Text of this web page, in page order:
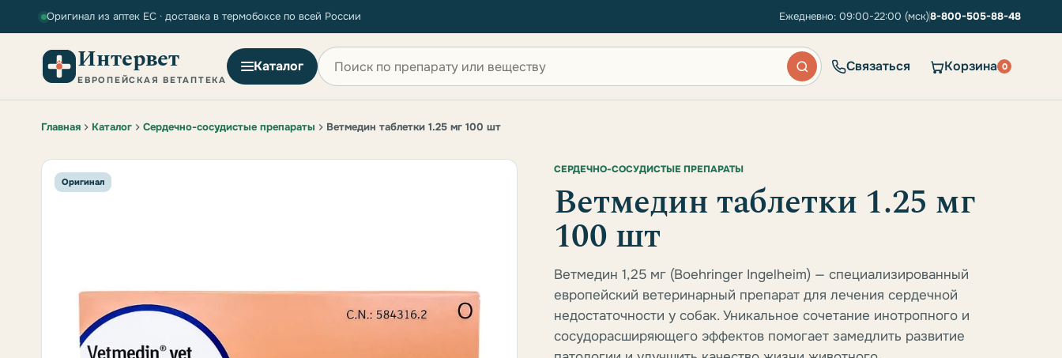
Оригинал из аптек ЕС · доставка в термобоксе по всей России Ежедневно: 09:00-22:00 (мск)8-800-505-88-48
Интервет
ЕВРОПЕЙСКАЯ ВЕТАПТЕКА
Каталог
Поиск по сайту
Связаться Корзина 0
Главная Каталог Сердечно-сосудистые препараты Ветмедин таблетки 1.25 мг 100 шт
Оригинал
СЕРДЕЧНО-СОСУДИСТЫЕ ПРЕПАРАТЫ
Ветмедин таблетки 1.25 мг
100 шт
Ветмедин 1,25 мг (Boehringer Ingelheim) — специализированный
европейский ветеринарный препарат для лечения сердечной
недостаточности у собак. Уникальное сочетание инотропного и
сосудорасширяющего эффектов помогает замедлить развитие